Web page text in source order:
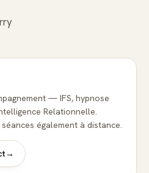
— IFS, hypnose
Relationnelle.
également à distance.
→